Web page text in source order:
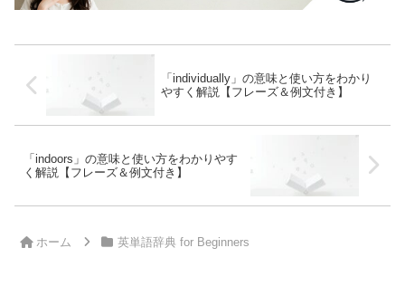
「individually」の意味と使い方をわかり
やすく解説【フレーズ＆例文付き】
「indoors」の意味と使い方をわかりやす
く解説【フレーズ＆例文付き】
ホーム 英単語辞典 for Beginners